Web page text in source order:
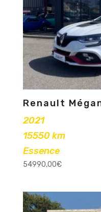
Renault
2021
15550 km
Essence
54990,00€